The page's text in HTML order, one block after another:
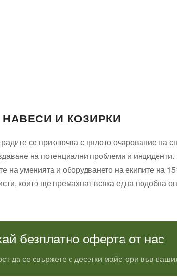
И КОЗИРКИ
се приключва с цялото очарование на
на потенциални проблеми и
на уменията и оборудването на екипите на
които ще премахнат всяка една подобна
безплатно оферта от нас
да се свържете с десетки майстори във